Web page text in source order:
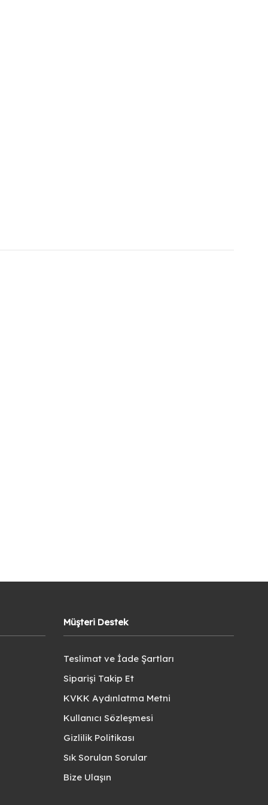
Müşteri Destek
Teslimat ve İade Şartları
Siparişi Takip Et
KVKK Aydınlatma Metni
Kullanıcı Sözleşmesi
Gizlilik Politikası
Sık Sorulan Sorular
Bize Ulaşın